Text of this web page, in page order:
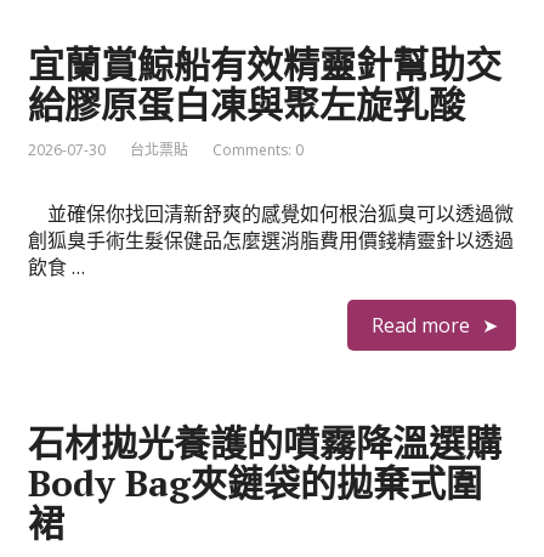
宜蘭賞鯨船有效精靈針幫助交
給膠原蛋白凍與聚左旋乳酸
2026-07-30 台北票貼 Comments: 0
並確保你找回清新舒爽的感覺如何根治狐臭可以透過微
創狐臭手術生髮保健品怎麼選消脂費用價錢精靈針以透過
飲食 …
Read more
石材拋光養護的噴霧降溫選購
Body Bag夾鏈袋的拋棄式圍
裙